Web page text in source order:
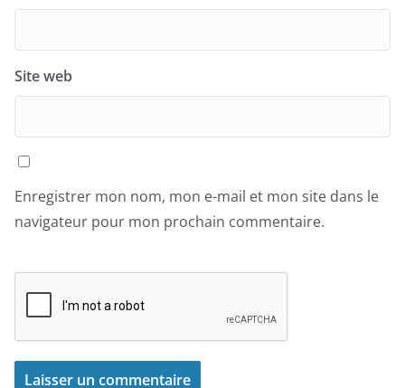
Site web
Enregistrer mon nom, mon e-mail et mon site dans le
navigateur pour mon prochain commentaire.